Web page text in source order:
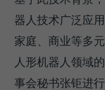
器人技术广泛应
家庭、商业等多
人形机器人领域
事会秘书张钜进